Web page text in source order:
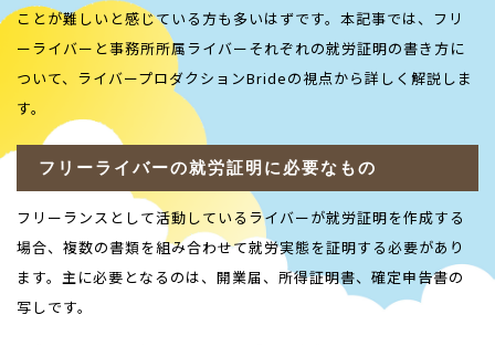
ことが難しいと感じている方も多いはずです。本記事では、フリ
ーライバーと事務所所属ライバーそれぞれの就労証明の書き方に
ついて、ライバープロダクションBrideの視点から詳しく解説しま
す。
フリーライバーの就労証明に必要なもの
フリーランスとして活動しているライバーが就労証明を作成する
場合、複数の書類を組み合わせて就労実態を証明する必要があり
ます。主に必要となるのは、開業届、所得証明書、確定申告書の
写しです。